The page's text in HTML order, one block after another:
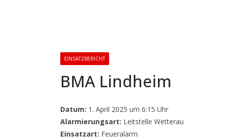
EINSATZBERICHT
BMA Lindheim
Datum: 1. April 2025 um 6:15 Uhr
Alarmierungsart: Leitstelle Wetterau
Einsatzart: Feueralarm